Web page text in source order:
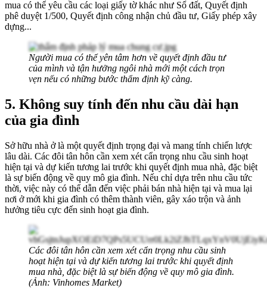
mua có thể yêu cầu các loại giấy tờ khác như Sổ đất, Quyết định
phê duyệt 1/500, Quyết định công nhận chủ đầu tư, Giấy phép xây
dựng...
Người mua có thể yên tâm hơn về quyết định đầu tư
của mình và tận hưởng ngôi nhà mới một cách trọn
vẹn nếu có những bước thẩm định kỹ càng.
5. Không suy tính đến nhu cầu dài hạn
của gia đình
Sở hữu nhà ở là một quyết định trọng đại và mang tính chiến lược
lâu dài. Các đôi tân hôn cần xem xét cẩn trọng nhu cầu sinh hoạt
hiện tại và dự kiến tương lai trước khi quyết định mua nhà, đặc biệt
là sự biến động về quy mô gia đình. Nếu chỉ dựa trên nhu cầu tức
thời, việc này có thể dẫn đến việc phải bán nhà hiện tại và mua lại
nơi ở mới khi gia đình có thêm thành viên, gây xáo trộn và ảnh
hưởng tiêu cực đến sinh hoạt gia đình.
Các đôi tân hôn cần xem xét cẩn trọng nhu cầu sinh
hoạt hiện tại và dự kiến tương lai trước khi quyết định
mua nhà, đặc biệt là sự biến động về quy mô gia đình.
(Ảnh: Vinhomes Market)